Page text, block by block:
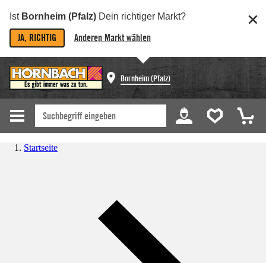
Ist Bornheim (Pfalz) Dein richtiger Markt?
JA, RICHTIG Anderen Markt wählen
Bornheim (Pfalz)
Startseite